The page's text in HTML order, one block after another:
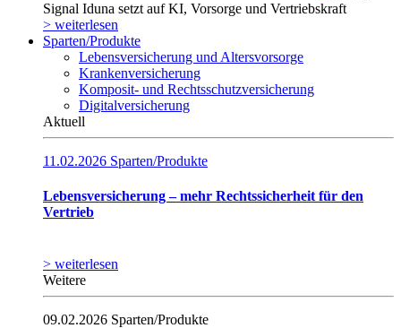
Signal Iduna setzt auf KI, Vorsorge und Vertriebskraft
> weiterlesen
Sparten/Produkte
Lebensversicherung und Altersvorsorge
Krankenversicherung
Komposit- und Rechtsschutzversicherung
Digitalversicherung
Aktuell
11.02.2026 Sparten/Produkte
Lebensversicherung – mehr Rechtssicherheit für den
Vertrieb
> weiterlesen
Weitere
09.02.2026 Sparten/Produkte